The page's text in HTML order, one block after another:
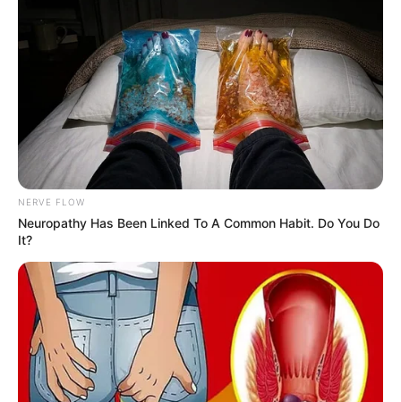
NERVE FLOW
Neuropathy Has Been Linked To A Common Habit. Do You Do
It?